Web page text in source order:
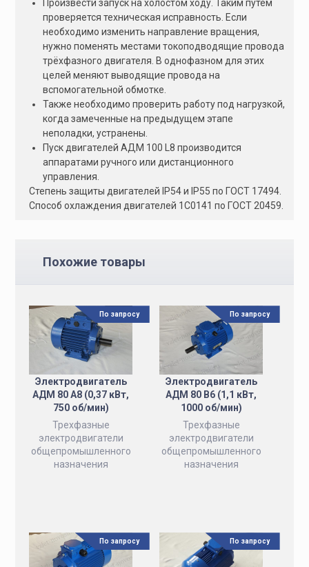
Произвести запуск на холостом ходу. Таким путём
проверяется техническая исправность. Если
необходимо изменить направление вращения,
нужно поменять местами токоподводящие провода
трёхфазного двигателя. В однофазном для этих
целей меняют выводящие провода на
вспомогательной обмотке.
Также необходимо проверить работу под нагрузкой,
когда замеченные на предыдущем этапе
неполадки, устранены.
Пуск двигателей АДМ 100 L8 производится
аппаратами ручного или дистанционного
управления.
Степень защиты двигателей IP54 и IP55 по ГОСТ 17494.
Способ охлаждения двигателей 1C0141 по ГОСТ 20459.
Похожие товары
Электродвигатель
АДМ 80 А8 (0,37 кВт,
750 об/мин)
Трехфазные
электродвигатели
общепромышленного
назначения
По запросу
Электродвигатель
АДМ 80 B6 (1,1 кВт,
1000 об/мин)
Трехфазные
электродвигатели
общепромышленного
назначения
По запросу
По запросу По запросу